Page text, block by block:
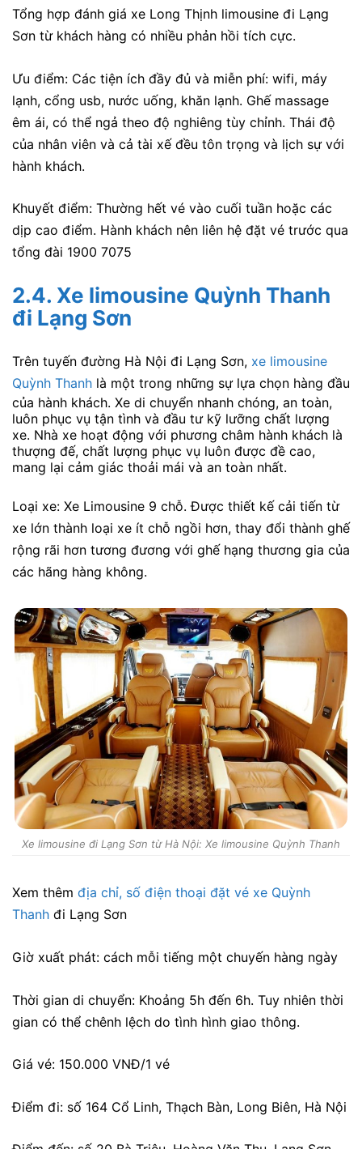
Tổng hợp đánh giá xe Long Thịnh limousine đi Lạng
Sơn từ khách hàng có nhiều phản hồi tích cực.
Ưu điểm: Các tiện ích đầy đủ và miễn phí: wifi, máy
lạnh, cổng usb, nước uống, khăn lạnh. Ghế massage
êm ái, có thể ngả theo độ nghiêng tùy chỉnh. Thái độ
của nhân viên và cả tài xế đều tôn trọng và lịch sự với
hành khách.
Khuyết điểm: Thường hết vé vào cuối tuần hoặc các
dịp cao điểm. Hành khách nên liên hệ đặt vé trước qua
tổng đài 1900 7075
2.4. Xe limousine Quỳnh Thanh
đi Lạng Sơn
Trên tuyến đường Hà Nội đi Lạng Sơn, xe limousine
Quỳnh Thanh là một trong những sự lựa chọn hàng đầu
của hành khách. Xe di chuyển nhanh chóng, an toàn,
luôn phục vụ tận tình và đầu tư kỹ lưỡng chất lượng
xe. Nhà xe hoạt động với phương châm hành khách là
thượng đế, chất lượng phục vụ luôn được đề cao,
mang lại cảm giác thoải mái và an toàn nhất.
Loại xe: Xe Limousine 9 chỗ. Được thiết kế cải tiến từ
xe lớn thành loại xe ít chỗ ngồi hơn, thay đổi thành ghế
rộng rãi hơn tương đương với ghế hạng thương gia của
các hãng hàng không.
Xe limousine đi Lạng Sơn từ Hà Nội: Xe limousine Quỳnh Thanh
Xem thêm địa chỉ, số điện thoại đặt vé xe Quỳnh
Thanh đi Lạng Sơn
Giờ xuất phát: cách mỗi tiếng một chuyến hàng ngày
Thời gian di chuyển: Khoảng 5h đến 6h. Tuy nhiên thời
gian có thể chênh lệch do tình hình giao thông.
Giá vé: 150.000 VNĐ/1 vé
Điểm đi: số 164 Cổ Linh, Thạch Bàn, Long Biên, Hà Nội